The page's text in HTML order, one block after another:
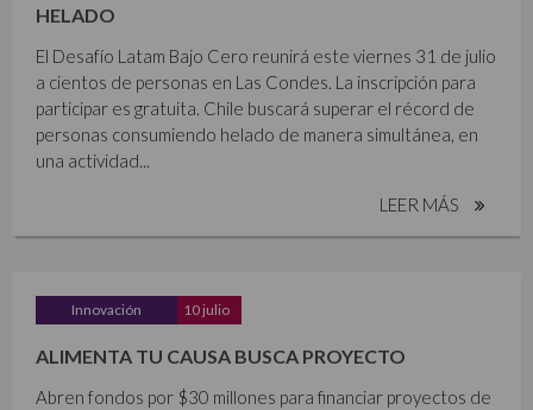
HELADO
El Desafío Latam Bajo Cero reunirá este viernes 31 de julio
a cientos de personas en Las Condes. La inscripción para
participar es gratuita. Chile buscará superar el récord de
personas consumiendo helado de manera simultánea, en
una actividad...
LEER MÁS
Innovación 10 julio
ALIMENTA TU CAUSA BUSCA PROYECTO
Abren fondos por $30 millones para financiar proyectos de